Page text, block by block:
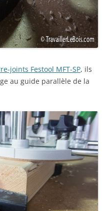
joints Festool MFT-SP, ils
au guide parallèle de la